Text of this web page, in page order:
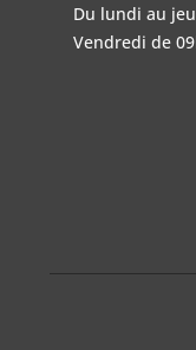
Du lundi au
Vendredi de